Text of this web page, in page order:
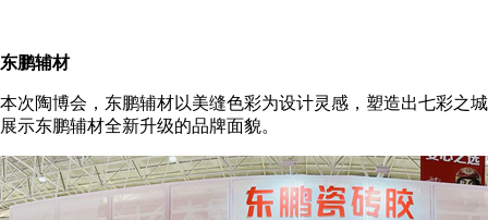
东鹏辅材
本次陶博会，东鹏辅材以美缝色彩为设计灵感，塑造出七彩之
展示东鹏辅材全新升级的品牌面貌。